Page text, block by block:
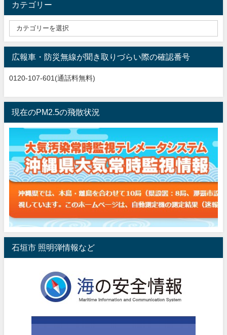
カテゴリー
広報車・防災無線が聞き取りづらい際の確認番号
0120-107-601(通話料無料)
現在のPM2.5の飛散状況
石垣市 照明弾情報など